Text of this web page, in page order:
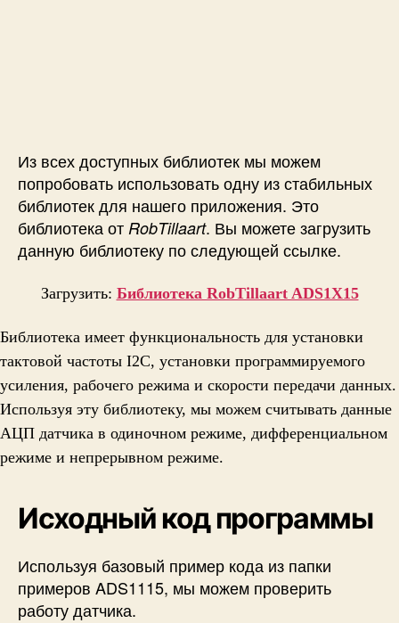
Из всех доступных библиотек мы можем
попробовать использовать одну из стабильных
библиотек для нашего приложения. Это
библиотека от RobTillaart. Вы можете загрузить
данную библиотеку по следующей ссылке.
Загрузить: Библиотека RobTillaart ADS1X15
Библиотека имеет функциональность для установки
тактовой частоты I2C, установки программируемого
усиления, рабочего режима и скорости передачи данных.
Используя эту библиотеку, мы можем считывать данные
АЦП датчика в одиночном режиме, дифференциальном
режиме и непрерывном режиме.
Исходный код программы
Используя базовый пример кода из папки
примеров ADS1115, мы можем проверить
работу датчика.